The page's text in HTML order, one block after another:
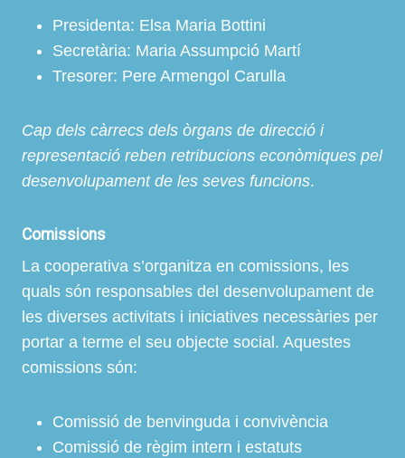
Presidenta: Elsa Maria Bottini
Secretària: Maria Assumpció Martí
Tresorer: Pere Armengol Carulla
Cap dels càrrecs dels òrgans de direcció i
representació reben retribucions econòmiques pel
desenvolupament de les seves funcions.
Comissions
La cooperativa s’organitza en comissions, les
quals són responsables del desenvolupament de
les diverses activitats i iniciatives necessàries per
portar a terme el seu objecte social. Aquestes
comissions són:
Comissió de benvinguda i convivència
Comissió de règim intern i estatuts